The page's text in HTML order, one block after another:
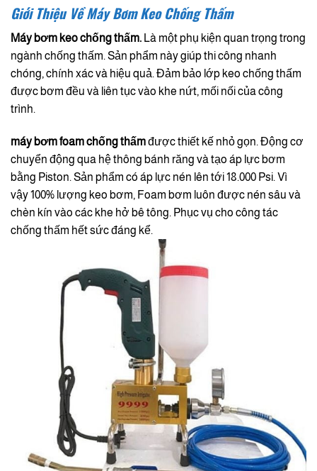
Giới Thiệu Về Máy Bơm Keo Chống Thấm
Máy bơm keo chống thấm. Là một phụ kiện quan trọng trong
ngành chống thấm. Sản phẩm này giúp thi công nhanh
chóng, chính xác và hiệu quả. Đảm bảo lớp keo chống thấm
được bơm đều và liên tục vào khe nứt, mối nối của công
trình.
máy bơm foam chống thấmđược thiết kế nhỏ gọn. Động cơ
chuyển động qua hệ thông bánh răng và tạo áp lực bơm
bằng Piston. Sản phẩm có áp lực nén lên tới 18.000 Psi. Vì
vậy 100% lượng keo bơm, Foam bơm luôn được nén sâu và
chèn kín vào các khe hở bê tông. Phục vụ cho công tác
chống thấm hết sức đáng kể.